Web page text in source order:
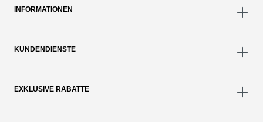
INFORMATIONEN
KUNDENDIENSTE
EXKLUSIVE RABATTE